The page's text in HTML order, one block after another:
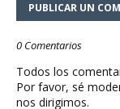
PUBLICAR UN
0 Comentarios
Todos los
Por favor, sé
nos dirigimos.